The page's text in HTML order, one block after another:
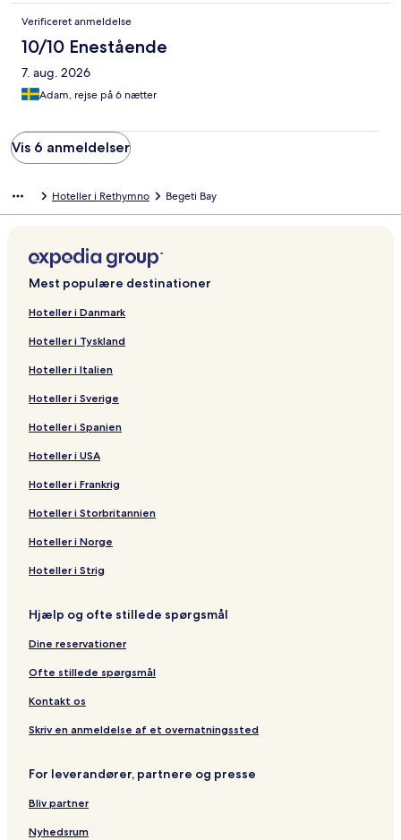
water feeding the drinks fountain and coffee machine was the
tap water and so tea and coffee were out too. So if you wanted
booze and sugary drinks exclusively, you would be better off.
The beach in front of the hotel is rocky - most probably because
of the building works - and shallow, so makes it difficult to swim
in the sea. The staff were very friendly though and the front
desk were able to order taxis at good rates. Which was
hour and a half on 2 different days to try to get to Heraklion and
eventually took a taxi on my last day.
Verificeret anmeldelse
10/10 Enestående
7. aug. 2026
Adam, rejse på 6 nætter
Vis 6 anmeldelser
Hoteller i Rethymno Begeti Bay
Mest populære destinationer
Hoteller i Danmark
Hoteller i Tyskland
Hoteller i Italien
Hoteller i Sverige
Hoteller i Spanien
Hoteller i USA
Hoteller i Frankrig
Hoteller i Storbritannien
Hoteller i Norge
Hoteller i Strig
Hjælp og ofte stillede spørgsmål
Dine reservationer
Ofte stillede spørgsmål
Kontakt os
Skriv en anmeldelse af et overnatningssted
For leverandører, partnere og presse
Bliv partner
Nyhedsrum